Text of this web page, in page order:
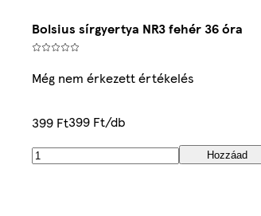
Bolsius sírgyertya NR3 fehér 36 óra
Még nem érkezett értékelés
399 Ft399 Ft/db
Hozzáad